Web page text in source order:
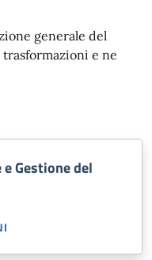
generale del
e ne
Gestione del